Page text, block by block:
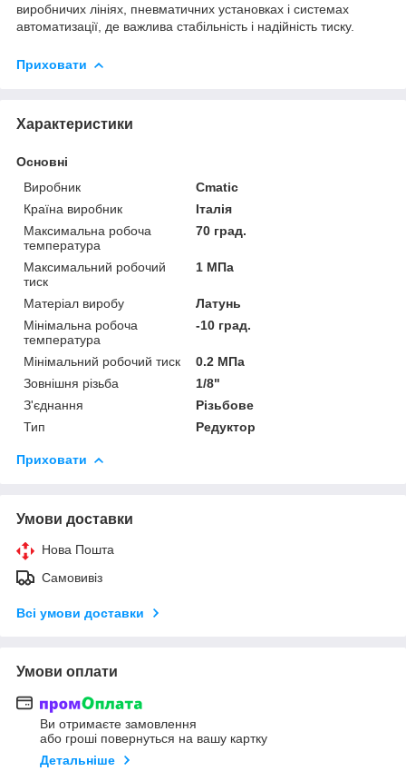
виробничих лініях, пневматичних установках і системах
автоматизації, де важлива стабільність і надійність тиску.
Приховати
Характеристики
Основні
Виробник
Cmatic
Країна виробник
Італія
Максимальна робоча
температура
70 град.
Максимальний робочий
тиск
1 МПа
Матеріал виробу
Латунь
Мінімальна робоча
температура
-10 град.
Мінімальний робочий тиск
0.2 МПа
Зовнішня різьба
1/8"
З'єднання
Різьбове
Тип
Редуктор
Приховати
Умови доставки
Нова Пошта
Самовивіз
Всі умови доставки
Умови оплати
Ви отримаєте замовлення
або гроші повернуться на вашу картку
Детальніше